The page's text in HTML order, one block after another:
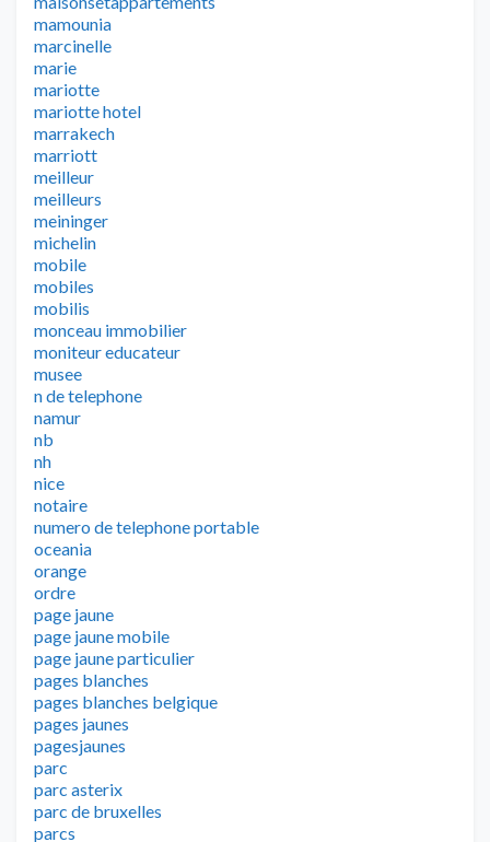
mamounia
marcinelle
marie
mariotte
mariotte hotel
marrakech
marriott
meilleur
meilleurs
meininger
michelin
mobile
mobiles
mobilis
monceau immobilier
moniteur educateur
musee
n de telephone
namur
nb
nh
nice
notaire
numero de telephone portable
oceania
orange
ordre
page jaune
page jaune mobile
page jaune particulier
pages blanches
pages blanches belgique
pages jaunes
pagesjaunes
parc
parc asterix
parc de bruxelles
parcs